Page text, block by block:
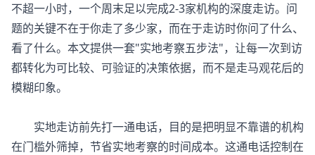
不超一小时，一个周末足以完成2-3家机构的深度走访。问
题的关键不在于你走了多少家，而在于走访时你问了什么、
看了什么。本文提供一套"实地考察五步法"，让每一次到访
都转化为可比较、可验证的决策依据，而不是走马观花后的
模糊印象。
实地走访前先打一通电话，目的是把明显不靠谱的机构
在门槛外筛掉，节省实地考察的时间成本。这通电话控制在